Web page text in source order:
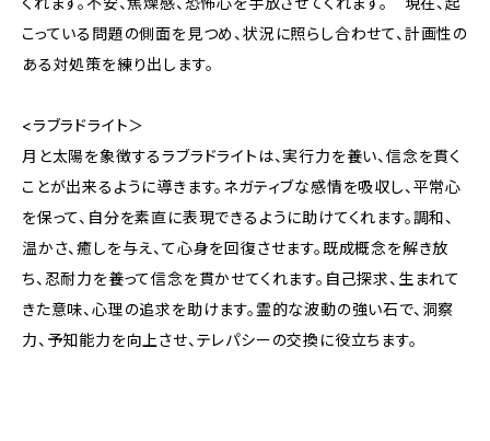
こっている問題の側面を見つめ、状況に照らし合わせて、計画性の
ある対処策を練り出します。
<ラブラドライト＞
月と太陽を象徴するラブラドライトは、実行力を養い、信念を貫く
ことが出来るように導きます。ネガティブな感情を吸収し、平常心
を保って、自分を素直に表現できるように助けてくれます。調和、
温かさ、癒しを与え、て心身を回復させます。既成概念を解き放
ち、忍耐力を養って信念を貫かせてくれます。自己探求、生まれて
きた意味、心理の追求を助けます。霊的な波動の強い石で、洞察
力、予知能力を向上させ、テレパシーの交換に役立ちます。